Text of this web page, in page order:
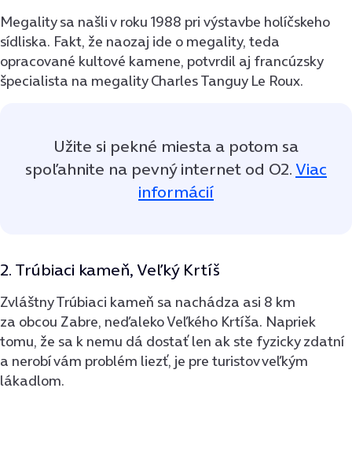
Megality sa našli v roku 1988 pri výstavbe holíčskeho
sídliska. Fakt, že naozaj ide o megality, teda
opracované kultové kamene, potvrdil aj francúzsky
špecialista na megality Charles Tanguy Le Roux.
Užite si pekné miesta a potom sa
spoľahnite na pevný internet od O2. Viac
informácií
2. Trúbiaci kameň, Veľký Krtíš
Zvláštny Trúbiaci kameň sa nachádza asi 8 km
za obcou Zabre, neďaleko Veľkého Krtíša. Napriek
tomu, že sa k nemu dá dostať len ak ste fyzicky zdatní
a nerobí vám problém liezť, je pre turistov veľkým
lákadlom.